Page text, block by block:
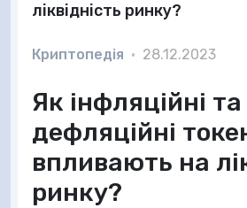
ліквідність ринку?
Криптопедія • 28.12.2023
Як інфляційні та
дефляційні
впливають на
ринку?